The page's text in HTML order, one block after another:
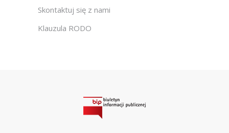
Skontaktuj się z nami
Klauzula RODO